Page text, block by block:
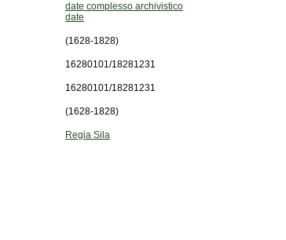
date complesso archivistico
date
(1628-1828)
16280101/18281231
16280101/18281231
(1628-1828)
Regia Sila